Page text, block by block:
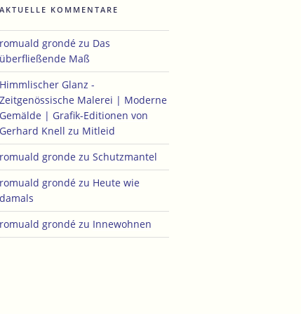
AKTUELLE KOMMENTARE
romuald grondé zu Das
überfließende Maß
Himmlischer Glanz -
Zeitgenössische Malerei | Moderne
Gemälde | Grafik-Editionen von
Gerhard Knell zu Mitleid
romuald gronde zu Schutzmantel
romuald grondé zu Heute wie
damals
romuald grondé zu Innewohnen